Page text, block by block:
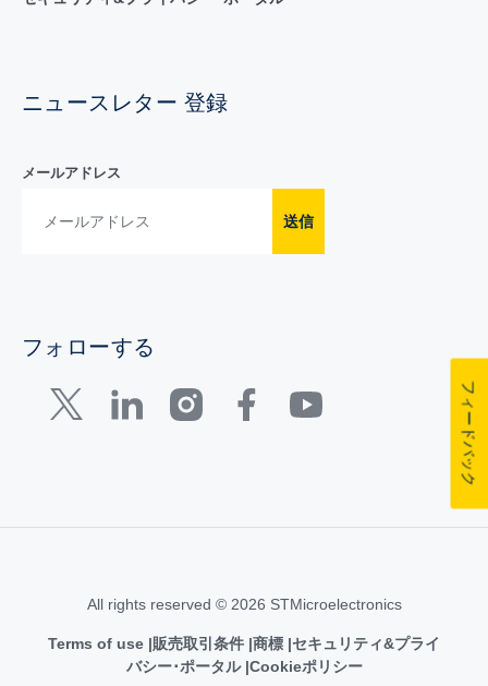
ニュースレター 登録
メールアドレス
送信
フォローする
All rights reserved © 2026 STMicroelectronics
Terms of use 販売取引条件 商標 セキュリティ&プライ
バシー･ポータル Cookieポリシー
フィードバック